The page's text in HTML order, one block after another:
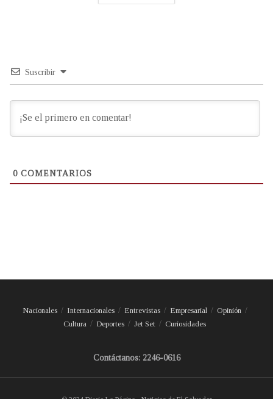
Suscribir
0 COMENTARIOS
Nacionales Internacionales Entrevistas Empresarial
Opinión
Cultura
Deportes Jet Set Curiosidades
Contáctanos: 2246-0616